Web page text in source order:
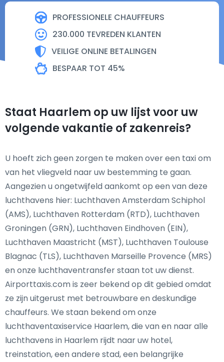
PROFESSIONELE CHAUFFEURS
230.000 TEVREDEN KLANTEN
VEILIGE ONLINE BETALINGEN
BESPAAR TOT 45%
Staat Haarlem op uw lijst voor uw
volgende vakantie of zakenreis?
U hoeft zich geen zorgen te maken over een taxi om
van het vliegveld naar uw bestemming te gaan.
Aangezien u ongetwijfeld aankomt op een van deze
luchthavens hier: Luchthaven Amsterdam Schiphol
(AMS), Luchthaven Rotterdam (RTD), Luchthaven
Groningen (GRN), Luchthaven Eindhoven (EIN),
Luchthaven Maastricht (MST), Luchthaven Toulouse
Blagnac (TLS), Luchthaven Marseille Provence (MRS)
en onze luchthaventransfer staan tot uw dienst.
Airporttaxis.com is zeer bekend op dit gebied omdat
ze zijn uitgerust met betrouwbare en deskundige
chauffeurs. We staan bekend om onze
luchthaventaxiservice Haarlem, die van en naar alle
luchthavens in Haarlem rijdt naar uw hotel,
treinstation, een andere stad, een belangrijke